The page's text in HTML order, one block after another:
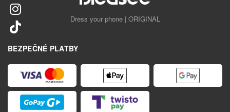
Dress your phone | ORIGINAL
BEZPEČNÉ PLATBY